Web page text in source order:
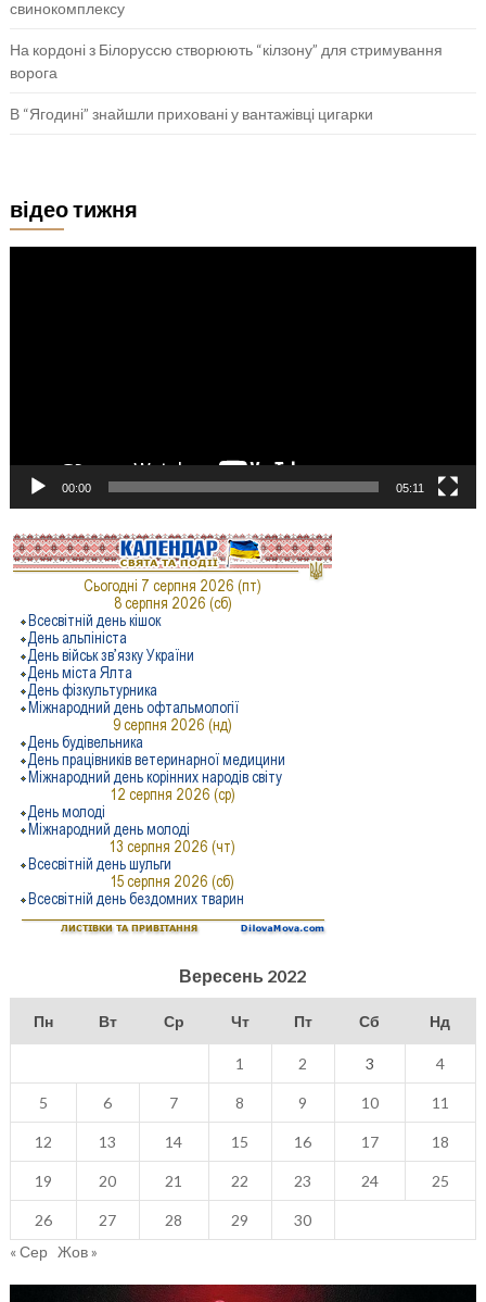
свинокомплексу
На кордоні з Білоруссю створюють “кілзону” для стримування
ворога
В “Ягодині” знайшли приховані у вантажівці цигарки
відео тижня
00:00 05:11
Вересень 2022
Пн Вт Ср Чт Пт Сб Нд
1 2 3 4
5 6 7 8 9 10 11
12 13 14 15 16 17 18
19 20 21 22 23 24 25
26 27 28 29
30
« Сер Жов »